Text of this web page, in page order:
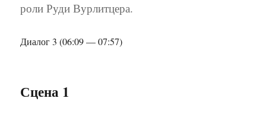
роли Руди Вурлитцера.
Диалог 3 (06:09 — 07:57)
Сцена 1